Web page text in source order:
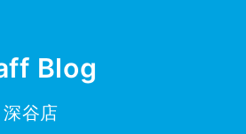
Blog
深谷店